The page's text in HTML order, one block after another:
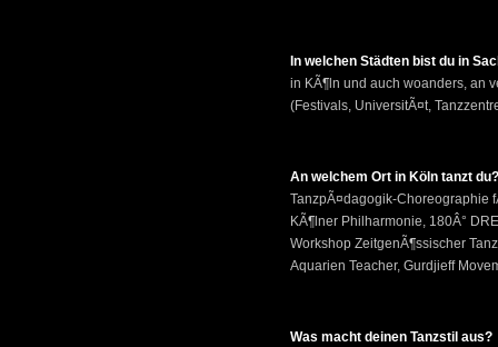
In welchen Städten bist du in
in KÃ¶ln und auch woanders, an
(Festivals, UniversitÃ¤t,
An welchem Ort in Köln tanzt du?
TanzpÃ¤dagogik-Choreographie
KÃ¶lner Philharmonie, 180Â°
Workshop ZeitgenÃ¶ssischer
Aquarien Teacher, Gurdjieff
Was macht deinen Tanzstil aus?